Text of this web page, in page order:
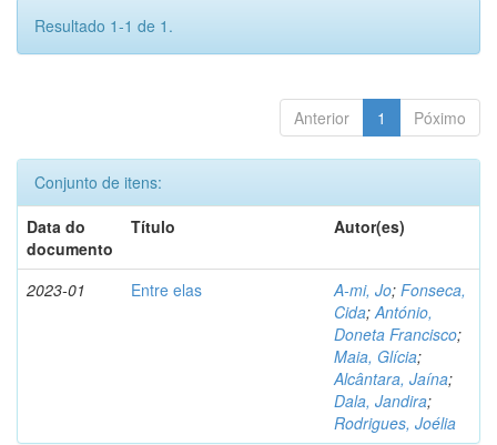
Resultado 1-1 de 1.
Anterior 1 Póximo
Conjunto de itens:
Data do
documento
Título Autor(es)
2023-01 Entre elas A-mi, Jo; Fonseca,
Cida;António,
Doneta Francisco;
Maia, Glícia;
Alcântara, Jaína;
Dala, Jandira;
Rodrigues, Joélia